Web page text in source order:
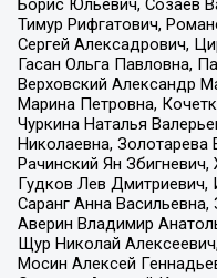
Борис Юльевич, Созаев
Тимур Рифгатович,
Сергей Алексадрович,
Гасан Ольга Павловна,
Верховский Александр
Марина Петровна,
Чуркина Наталья
Николаевна, Золотарева
Рачинский Ян
Гудков Лев
Саранг Анна Васильевна,
Аверин Владимир
Щур Николай
Мосин Алексей